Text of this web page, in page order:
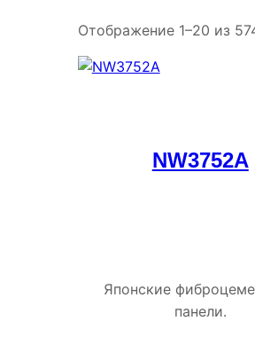
Отображение 1–20 из
NW3752A
Японские
панели.